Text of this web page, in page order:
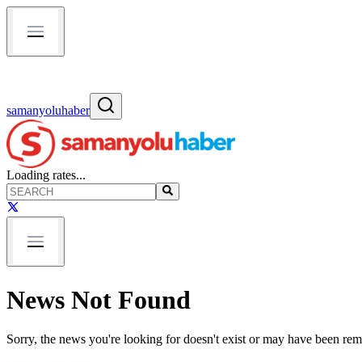
samanyoluhaber
Loading rates...
News Not Found
Sorry, the news you're looking for doesn't exist or may have been